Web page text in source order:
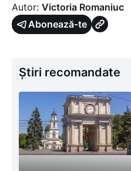
Autor: Victoria Romaniuc
Abonează-te
Știri recomandate